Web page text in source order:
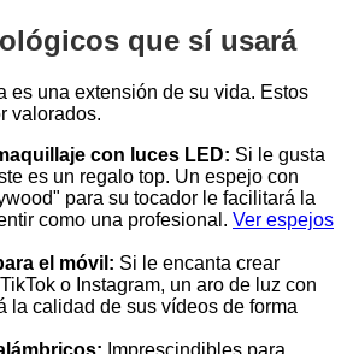
que sí usará
es una extensión de su vida. Estos
valorados.
con luces LED: Si le gusta
es un regalo top. Un espejo con
para su tocador le facilitará la
como una profesional. Ver espejos
el móvil: Si le encanta crear
o Instagram, un aro de luz con
la calidad de sus vídeos de forma
Imprescindibles para